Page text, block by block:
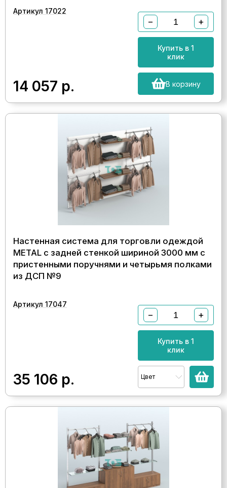
Артикул 17022
14 057 р.
− +
Купить в 1
клик
В корзину
Настенная система для торговли одеждой
METAL с задней стенкой шириной 3000 мм с
пристенными поручнями и четырьмя полками
из ДСП №9
Артикул 17047
35 106 р.
− +
Купить в 1
клик
Цвет